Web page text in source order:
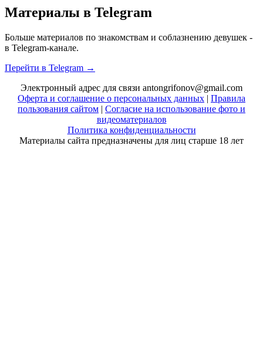
Материалы в Telegram
Больше материалов по знакомствам и соблазнению девушек -
в Telegram-канале.
Перейти в Telegram →
Электронный адрес для связи antongrifonov@gmail.com
Оферта и соглашение о персональных данных | Правила
пользования сайтом | Согласие на использование фото и
видеоматериалов
Политика конфиденциальности
Материалы сайта предназначены для лиц старше 18 лет